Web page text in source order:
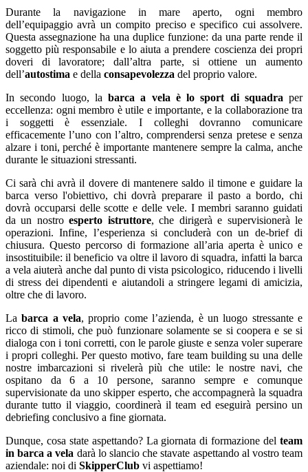
Durante la navigazione in mare aperto, ogni membro
dell’equipaggio avrà un compito preciso e specifico cui assolvere.
Questa assegnazione ha una duplice funzione: da una parte rende il
soggetto più responsabile e lo aiuta a prendere coscienza dei propri
doveri di lavoratore; dall’altra parte, si ottiene un aumento
dell’autostima e della consapevolezza del proprio valore.
In secondo luogo, la barca a vela è lo sport di squadra per
eccellenza: ogni membro è utile e importante, e la collaborazione tra
i soggetti è essenziale. I colleghi dovranno comunicare
efficacemente l’uno con l’altro, comprendersi senza pretese e senza
alzare i toni, perché è importante mantenere sempre la calma, anche
durante le situazioni stressanti.
Ci sarà chi avrà il dovere di mantenere saldo il timone e guidare la
barca verso l'obiettivo, chi dovrà preparare il pasto a bordo, chi
dovrà occuparsi delle scotte e delle vele. I membri saranno guidati
da un nostroesperto istruttore, che dirigerà e supervisionerà le
operazioni. Infine, l’esperienza si concluderà con un de-brief di
chiusura. Questo percorso di formazione all’aria aperta è unico e
insostituibile: il beneficio va oltre il lavoro di squadra, infatti la barca
a vela aiuterà anche dal punto di vista psicologico, riducendo i livelli
di stress dei dipendenti e aiutandoli a stringere legami di amicizia,
oltre che di lavoro.
Labarca a vela, proprio come l’azienda, è un luogo stressante e
ricco di stimoli, che può funzionare solamente se si coopera e se si
dialoga con i toni corretti, con le parole giuste e senza voler superare
i propri colleghi. Per questo motivo, fare team building su una delle
nostre imbarcazioni si rivelerà più che utile: le nostre navi, che
ospitano da 6 a 10 persone, saranno sempre e comunque
supervisionate da uno skipper esperto, che accompagnerà la squadra
durante tutto il viaggio, coordinerà il team ed eseguirà persino un
debriefing conclusivo a fine giornata.
Dunque, cosa state aspettando? La giornata di formazione del team
in barca a vela darà lo slancio che stavate aspettando al vostro team
aziendale: noi di SkipperClub vi aspettiamo!